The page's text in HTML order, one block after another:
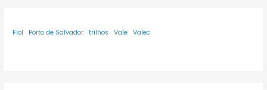
Fiol Porto de Salvador trilhos Vale Valec